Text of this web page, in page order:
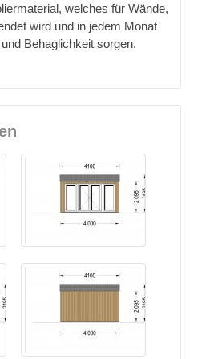
welches für Wände,
wird und in jedem Monat
Behaglichkeit sorgen.